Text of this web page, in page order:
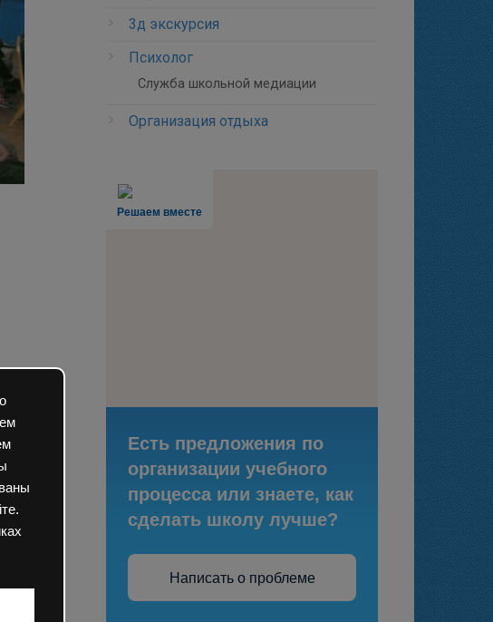
3д экскурсия
Психолог
Служба школьной медиации
Организация отдыха
Решаем вместе
Есть предложения по
организации учебного
процесса или знаете, как
сделать школу лучше?
Написать о проблеме